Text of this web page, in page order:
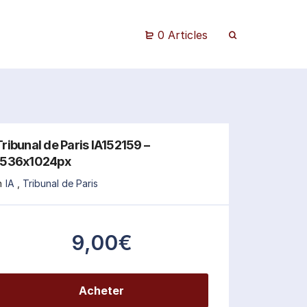
0 Articles
de Paris IA152159 –
IA Tribunal de Paris
9,00€
Acheter